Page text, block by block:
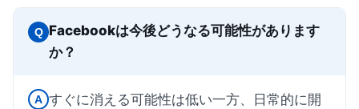
Q Facebookは今後どうなる可能性があります
か？
A すぐに消える可能性は低い一方、日常的に開